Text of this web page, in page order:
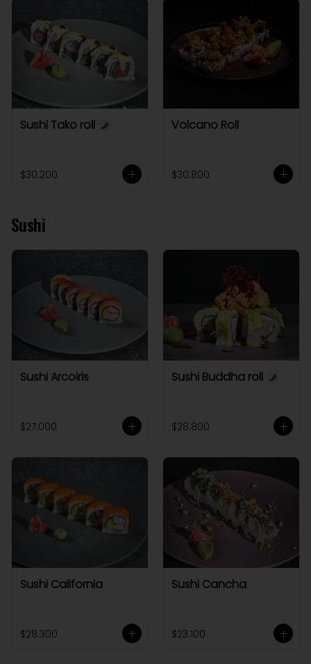
Sushi Tako roll
$30.200
Volcano Roll
$30.800
Sushi
Sushi Arcoiris
$27.000
Sushi Buddha roll
$28.800
Sushi California
$28.300
Sushi Cancha
$23.100